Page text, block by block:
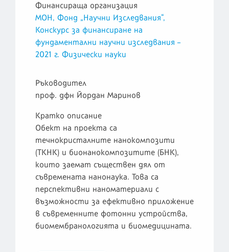
Финансираща организация
МОН, Фонд „Научни Изследвания“,
Конскурс за финансиране на
фундаментални научни изследвания –
2021 г. Физически науки
Ръководител
проф. дфн Йордан Маринов
Кратко описание
Обект на проекта са
течнокристалните нанокомпозити
(ТКНК) и бионанокомпозитите (БНК),
които заемат съществен дял от
съвремената нанонаука. Това са
перспективни наноматериали с
възможности за ефективно приложение
в съвременните фотонни устройства,
биомембранологията и биомедицината.